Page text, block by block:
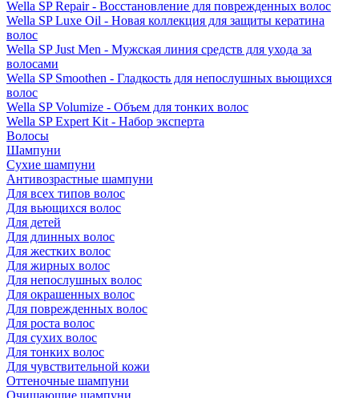
Wella SP Repair - Восстановление для поврежденных волос
Wella SP Luxe Oil - Новая коллекция для защиты кератина
волос
Wella SP Just Men - Мужская линия средств для ухода за
волосами
Wella SP Smoothen - Гладкость для непослушных вьющихся
волос
Wella SP Volumize - Объем для тонких волос
Wella SP Expert Kit - Набор эксперта
Волосы
Шампуни
Сухие шампуни
Антивозрастные шампуни
Для всех типов волос
Для вьющихся волос
Для детей
Для длинных волос
Для жестких волос
Для жирных волос
Для непослушных волос
Для окрашенных волос
Для поврежденных волос
Для роста волос
Для сухих волос
Для тонких волос
Для чувствительной кожи
Оттеночные шампуни
Очищающие шампуни